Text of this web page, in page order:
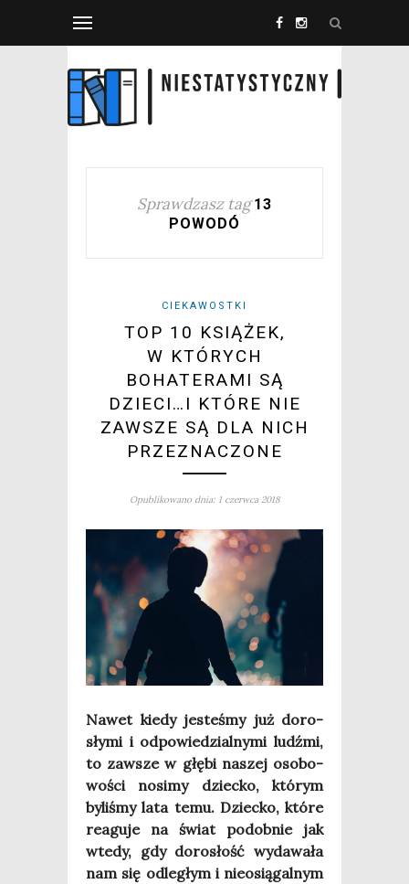
Sprawdzasz tag 13
POWODÓ
CIEKAWOSTKI
TOP 10 KSIĄŻEK,
W KTÓRYCH
BOHATERAMI SĄ
DZIECI…I KTÓRE NIE
ZAWSZE SĄ DLA NICH
PRZEZNACZONE
Opublikowano dnia: 1 czerwca 2018
Nawet kie­dy jeste­śmy już doro­
sły­mi i odpo­wie­dzial­ny­mi ludź­mi,
to zawsze w głę­bi naszej oso­bo­
wo­ści nosi­my dziec­ko, któ­rym
byli­śmy lata temu. Dziec­ko, któ­re
reagu­je na świat podob­nie jak
wte­dy, gdy doro­słość wyda­wa­ła
nam się odle­głym i nie­osią­gal­nym